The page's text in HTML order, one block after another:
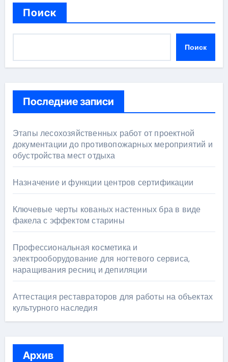
Поиск
Поиск
Последние записи
Этапы лесохозяйственных работ от проектной
документации до противопожарных мероприятий и
обустройства мест отдыха
Назначение и функции центров сертификации
Ключевые черты кованых настенных бра в виде
факела с эффектом старины
Профессиональная косметика и
электрооборудование для ногтевого сервиса,
наращивания ресниц и депиляции
Аттестация реставраторов для работы на объектах
культурного наследия
Архив